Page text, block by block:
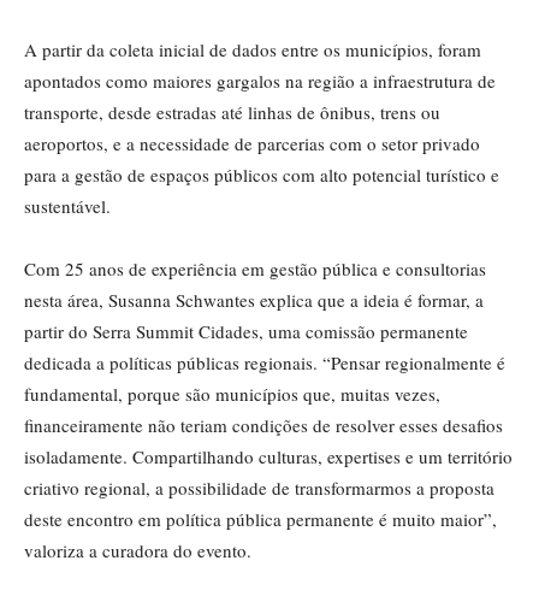
A partir da coleta inicial de dados entre os municípios, foram
apontados como maiores gargalos na região a infraestrutura de
transporte, desde estradas até linhas de ônibus, trens ou
aeroportos, e a necessidade de parcerias com o setor privado
para a gestão de espaços públicos com alto potencial turístico e
sustentável.
Com 25 anos de experiência em gestão pública e consultorias
nesta área, Susanna Schwantes explica que a ideia é formar, a
partir do Serra Summit Cidades, uma comissão permanente
dedicada a políticas públicas regionais. “Pensar regionalmente é
fundamental, porque são municípios que, muitas vezes,
financeiramente não teriam condições de resolver esses desafios
isoladamente. Compartilhando culturas, expertises e um território
criativo regional, a possibilidade de transformarmos a proposta
deste encontro em política pública permanente é muito maior”,
valoriza a curadora do evento.